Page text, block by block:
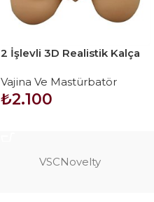
2 İşlevli 3D Realistik Kalça
Red Plum
Vajina Ve Mastürbatör
₺2.100
VSCNovelty